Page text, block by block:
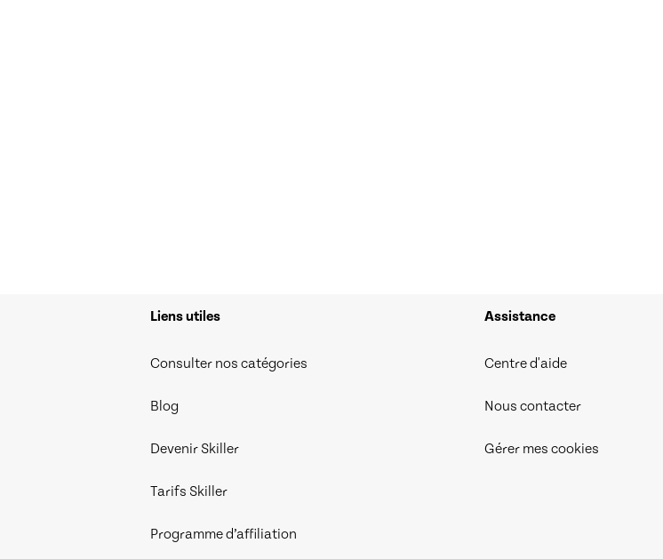
Liens utiles
Consulter nos catégories
Blog
Devenir Skiller
Tarifs Skiller
Programme d’affiliation
Assistance
Centre d'aide
Nous contacter
Gérer mes cookies